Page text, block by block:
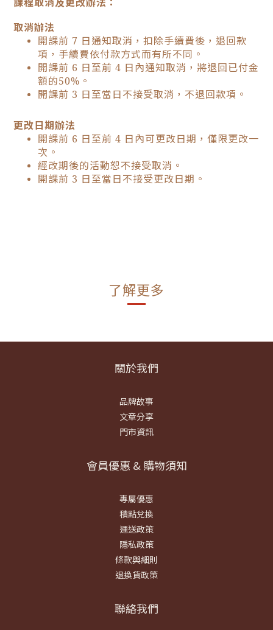
取消辦法
開課前 7 日通知取消，扣除手續費後，退回款
項，手續費依付款方式而有所不同。
開課前 6 日至前 4 日內通知取消，將退回已付金
額的50%。
開課前 3 日至當日不接受取消，不退回款項。
更改日期辦法
開課前 6 日至前 4 日內可更改日期，僅限更改一
次。
經改期後的活動恕不接受取消。
開課前 3 日至當日不接受更改日期。
了解更多
關於我們
品牌故事
文章分享
門市資訊
會員優惠 & 購物須知
專屬優惠
積點兌換
運送政策
隱私政策
條款與細則
退換貨政策
聯絡我們